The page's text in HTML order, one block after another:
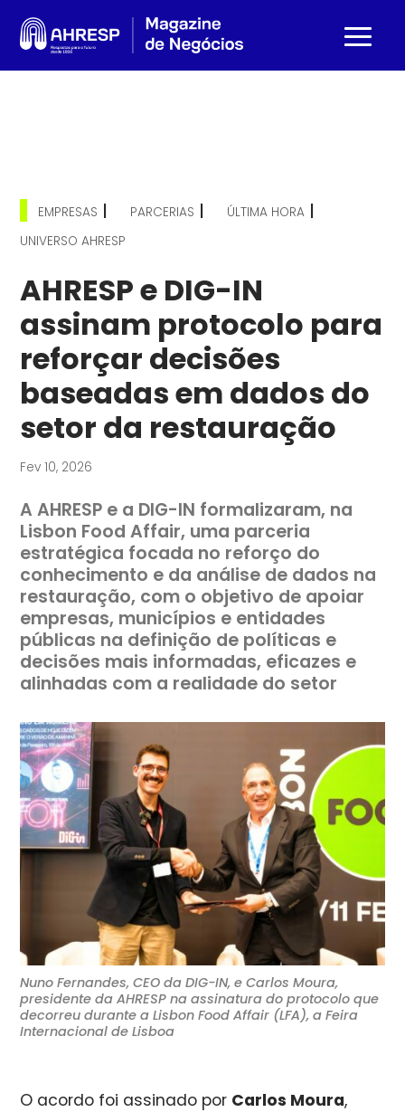
EMPRESAS | PARCERIAS | ÚLTIMA HORA |
UNIVERSO AHRESP
AHRESP e DIG-IN
assinam protocolo para
reforçar decisões
baseadas em dados do
setor da restauração
Fev 10, 2026
A AHRESP e a DIG-IN formalizaram, na
Lisbon Food Affair, uma parceria
estratégica focada no reforço do
conhecimento e da análise de dados na
restauração, com o objetivo de apoiar
empresas, municípios e entidades
públicas na definição de políticas e
decisões mais informadas, eficazes e
alinhadas com a realidade do setor
Nuno Fernandes, CEO da DIG-IN, e Carlos Moura,
presidente da AHRESP na assinatura do protocolo que
decorreu durante a Lisbon Food Affair (LFA), a Feira
Internacional de Lisboa
O acordo foi assinado por Carlos Moura,